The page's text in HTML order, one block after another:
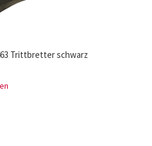
Trittbretter schwarz